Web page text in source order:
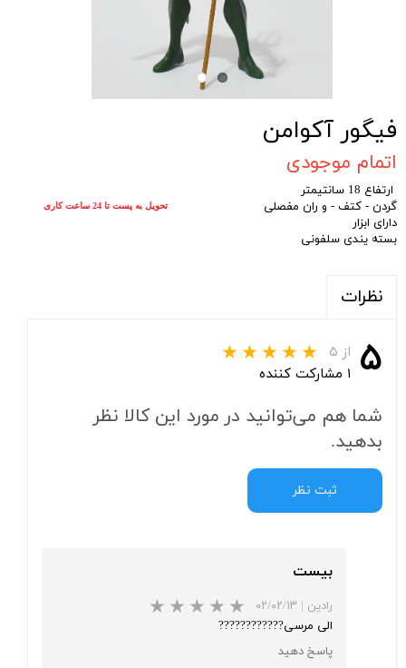
فیگور آکوامن
اتمام موجودی
ارتفاع 18 سانتیمتر
گردن - کتف - و ران مفصلی
دارای ابزار
بسته یندی سلفونی
نظرات
۵ از ۵
۱ مشارکت کننده
شما هم می‌توانید در مورد این کالا نظر
بدهید.
ثبت نظر
بیست
رادین | ۰۲/۰۲/۱۳
الی مرسی????????????
پاسخ دهید
تحویل به پست تا 24 ساعت کاری